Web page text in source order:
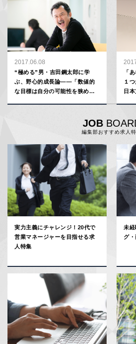
2017.06.08
“極める”男・吉田鋼太郎に学
ぶ、野心的成長論――「数値的
な目標は自分の可能性を狭め
「
１
日
JOB
編集部おすすめ求人
実力主義にチャレンジ！20代で
営業マネージャーを目指せる求
人特集
未
グ・